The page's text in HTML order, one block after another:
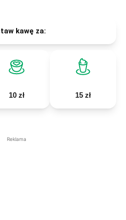
kawę za:
10 zł 15 zł
Reklama